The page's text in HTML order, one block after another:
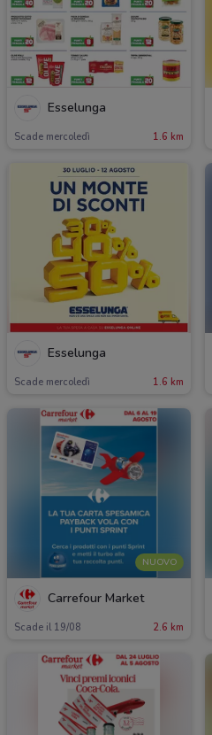
Esselunga
Scade mercoledì 1.6 km
Esselunga
Scade mercoledì 1.6 km
NUOVO
Carrefour Market
Scade il 19/08 2.6 km